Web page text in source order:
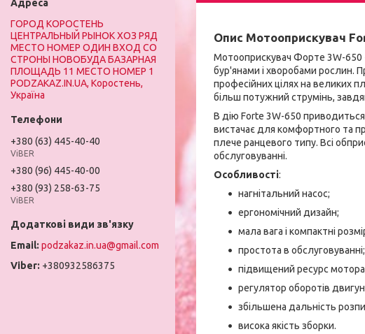
Опис Мотооприскувач
Мотооприскувач Форте 3W-650
бур'янами і хворобами рослин.
професійних цілях на великих
більш потужний струмінь,
В дію Forte 3W-650
вистачає для комфортного та
плече ранцевого типу. Всі
обслуговуванні.
Особливості:
нагнітальний насос;
ергономічний дизайн;
мала вага і компактні
простота в обслуговуванні;
підвищений ресурс
регулятор оборотів
збільшена дальність
висока якість зборки.
ГОРОД КОРОСТЕНЬ
ЦЕНТРАЛЬНЫЙ РЫНОК ХОЗ РЯД
МЕСТО НОМЕР ОДИН ВХОД СО
СТРОНЫ НОВОБУДА БАЗАРНАЯ
ПЛОЩАДЬ 11 МЕСТО НОМЕР 1
PODZAKAZ.IN.UA, Коростень,
Україна
+380 (63) 445-40-40
ViBER
+380 (96) 445-40-00
+380 (93) 258-63-75
ViBER
podzakaz.in.ua@gmail.com
+380932586375